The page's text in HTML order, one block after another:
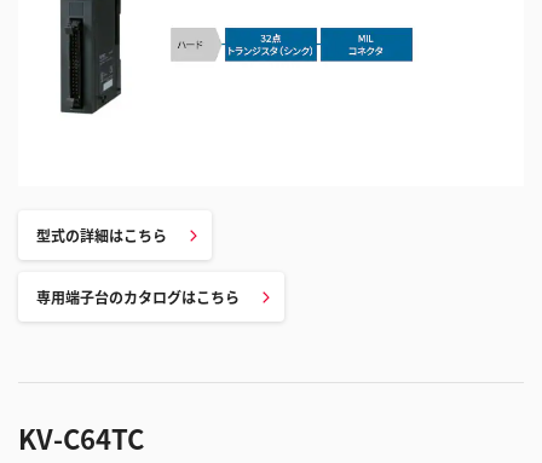
型式の詳細はこちら
専用端子台のカタログはこちら
KV-C64TC